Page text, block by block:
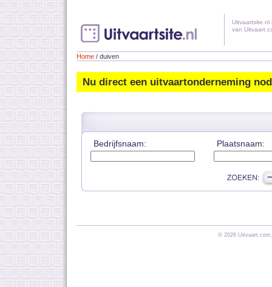
Uitvaartsite.nl
van
Home / duiven
Nu direct een uitvaartonderneming
Bedrijfsnaam: Plaatsnaam:
© 2026